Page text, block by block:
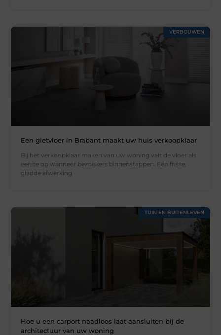
VERBOUWEN
Een gietvloer in Brabant maakt uw huis verkoopklaar
Bij het verkoopklaar maken van uw woning valt de vloer als
eerste op wanneer bezoekers binnenstappen. Een frisse,
gladde afwerking
TUIN EN BUITENLEVEN
Hoe u een carport naadloos laat aansluiten bij de
architectuur van uw woning